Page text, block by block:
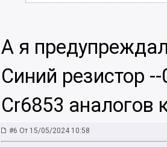
А я
Синий резистор
Cr6853 аналогов
#6 От 15/05/2024 10:58